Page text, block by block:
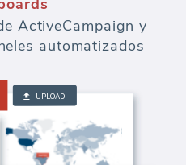
ActiveCampaign y
automatizados